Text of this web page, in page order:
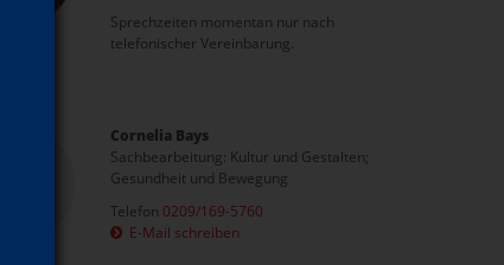
Sprechzeiten momentan nur nach
telefonischer Vereinbarung.
Cornelia Bays
Sachbearbeitung: Kultur und Gestalten;
Gesundheit und Bewegung
Telefon 0209/169-5760
E-Mail schreiben